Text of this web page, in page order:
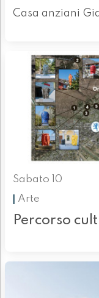
Casa anziani
Sabato 10
Arte
Percorso